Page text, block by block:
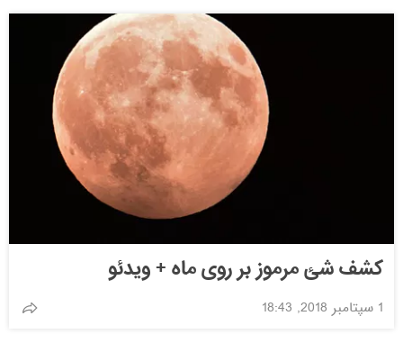
کشف شئ مرموز بر روی ماه + ویدئو
1 سپتامبر 2018, 18:43